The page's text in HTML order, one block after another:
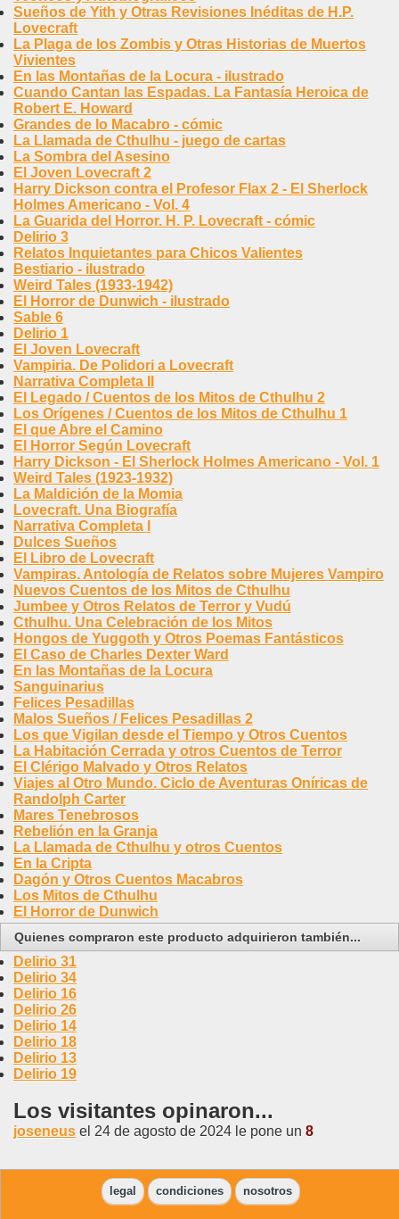
Sueños de Yith y Otras Revisiones Inéditas de H.P.
Lovecraft
La Plaga de los Zombis y Otras Historias de Muertos
Vivientes
En las Montañas de la Locura - ilustrado
Cuando Cantan las Espadas. La Fantasía Heroica de
Robert E. Howard
Grandes de lo Macabro - cómic
La Llamada de Cthulhu - juego de cartas
La Sombra del Asesino
El Joven Lovecraft 2
Harry Dickson contra el Profesor Flax 2 - El Sherlock
Holmes Americano - Vol. 4
La Guarida del Horror. H. P. Lovecraft - cómic
Delirio 3
Relatos Inquietantes para Chicos Valientes
Bestiario - ilustrado
Weird Tales (1933-1942)
El Horror de Dunwich - ilustrado
Sable 6
Delirio 1
El Joven Lovecraft
Vampiria. De Polidori a Lovecraft
Narrativa Completa II
El Legado / Cuentos de los Mitos de Cthulhu 2
Los Orígenes / Cuentos de los Mitos de Cthulhu 1
El que Abre el Camino
El Horror Según Lovecraft
Harry Dickson - El Sherlock Holmes Americano - Vol. 1
Weird Tales (1923-1932)
La Maldición de la Momia
Lovecraft. Una Biografía
Narrativa Completa I
Dulces Sueños
El Libro de Lovecraft
Vampiras. Antología de Relatos sobre Mujeres Vampiro
Nuevos Cuentos de los Mitos de Cthulhu
Jumbee y Otros Relatos de Terror y Vudú
Cthulhu. Una Celebración de los Mitos
Hongos de Yuggoth y Otros Poemas Fantásticos
El Caso de Charles Dexter Ward
En las Montañas de la Locura
Sanguinarius
Felices Pesadillas
Malos Sueños / Felices Pesadillas 2
Los que Vigilan desde el Tiempo y Otros Cuentos
La Habitación Cerrada y otros Cuentos de Terror
El Clérigo Malvado y Otros Relatos
Viajes al Otro Mundo. Ciclo de Aventuras Oníricas de
Randolph Carter
Mares Tenebrosos
Rebelión en la Granja
La Llamada de Cthulhu y otros Cuentos
En la Cripta
Dagón y Otros Cuentos Macabros
Los Mitos de Cthulhu
El Horror de Dunwich
Quienes compraron este producto adquirieron también...
Delirio 31
Delirio 34
Delirio 16
Delirio 26
Delirio 14
Delirio 18
Delirio 13
Delirio 19
Los visitantes opinaron...
joseneus el 24 de agosto de 2024 le pone un 8
legal condiciones nosotros